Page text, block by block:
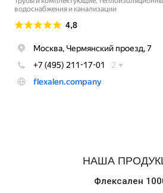
НАША
Флексален